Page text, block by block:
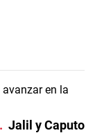
Jalil y Caputo